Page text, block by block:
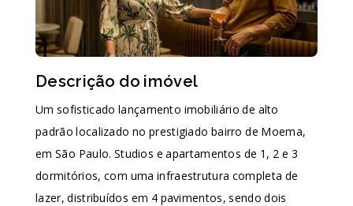
Descrição do imóvel
Um sofisticado lançamento imobiliário de alto
padrão localizado no prestigiado bairro de Moema,
em São Paulo. Studios e apartamentos de 1, 2 e 3
dormitórios, com uma infraestrutura completa de
lazer, distribuídos em 4 pavimentos, sendo dois